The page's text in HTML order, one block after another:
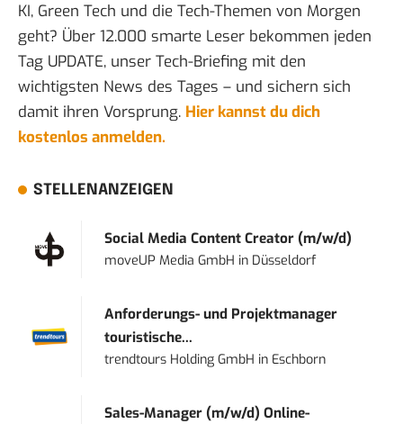
KI, Green Tech und die Tech-Themen von Morgen
geht? Über 12.000 smarte Leser bekommen jeden
Tag UPDATE, unser Tech-Briefing mit den
wichtigsten News des Tages – und sichern sich
damit ihren Vorsprung. Hier kannst du dich
kostenlos anmelden.
STELLENANZEIGEN
Social Media Content Creator (m/w/d)
moveUP Media GmbH in Düsseldorf
Anforderungs- und Projektmanager
touristische...
trendtours Holding GmbH in Eschborn
Sales-Manager (m/w/d) Online-